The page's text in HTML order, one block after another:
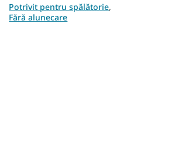
Potrivit pentru spălătorie,
Fără alunecare